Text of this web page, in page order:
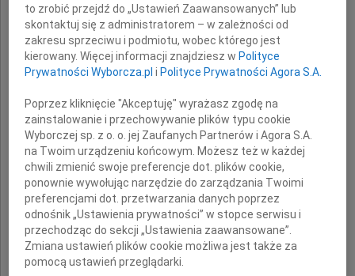
Rodzinie i Przyjaciołom
składamy serdeczne wyrazy współczucia
z powodu odejścia Leszka
Przyjaciele z Klubu Rotary Gdynia
to zrobić przejdź do „Ustawień Zaawansowanych” lub
skontaktuj się z administratorem – w zależności od
zakresu sprzeciwu i podmiotu, wobec którego jest
kierowany. Więcej informacji znajdziesz wPolityce
Prywatności Wyborcza.pl iPolityce Prywatności Agora S.A.
Poprzez kliknięcie "Akceptuję" wyrażasz zgodę na
zainstalowanie i przechowywanie plików typu cookie
Wyborczej sp. z o. o. jej Zaufanych Partnerów i Agora S.A.
na Twoim urządzeniu końcowym. Możesz też w każdej
chwili zmienić swoje preferencje dot. plików cookie,
ponownie wywołując narzędzie do zarządzania Twoimi
preferencjami dot. przetwarzania danych poprzez
odnośnik „Ustawienia prywatności” w stopce serwisu i
przechodząc do sekcji „Ustawienia zaawansowane”.
Zmiana ustawień plików cookie możliwa jest także za
pomocą ustawień przeglądarki.